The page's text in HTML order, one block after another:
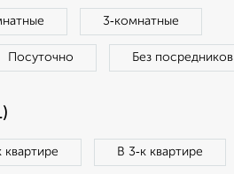
3‑комнатные
Посуточно Без посредников
квартире В 3‑к квартире